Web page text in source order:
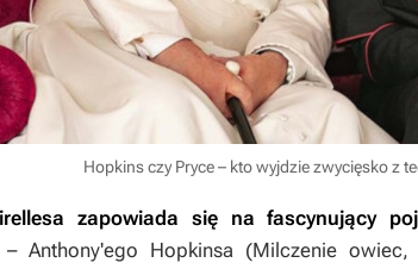
Hopkins czy Pryce – kto wyjdzie zwycięsko z
zapowiada się na fascynujący
Anthony'ego Hopkinsa (Milczenie owiec,